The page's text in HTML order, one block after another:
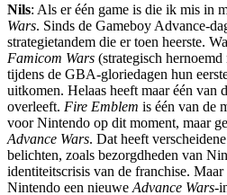
Nils: Als er één game is die ik mis in
Wars. Sinds de Gameboy Advance-
strategietandem die er toen heerste.
Famicom Wars (strategisch hernoemd
tijdens de GBA-gloriedagen hun
uitkomen. Helaas heeft maar één van
overleeft. Fire Emblem is één van de
voor Nintendo op dit moment, maar
Advance Wars. Dat heeft
belichten, zoals bezorgdheden van
identiteitscrisis van de franchise.
Nintendo een nieuwe Advance Wars-